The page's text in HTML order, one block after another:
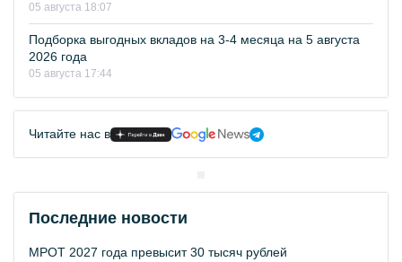
05 августа 18:07
Подборка выгодных вкладов на 3-4 месяца на 5 августа
2026 года
05 августа 17:44
Читайте нас в
Последние новости
МРОТ 2027 года превысит 30 тысяч рублей